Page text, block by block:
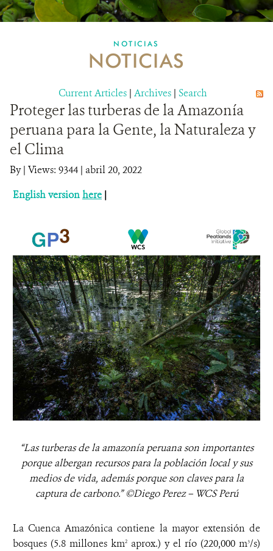
MECANISMO DE ATENCIÓN DE QUEJAS Y RECLAMOS
DONA
NOTICIAS
NOTICIAS
Current Articles | Archives | Search
Proteger las turberas de la Amazonía
peruana para la Gente, la Naturaleza y
el Clima
By| Views: 9344 | abril 20, 2022
English versionhere |
“Las turberas de la amazonía peruana son importantes
porque albergan recursos para la población local y sus
medios de vida, además porque son claves para la
captura de carbono.” ©Diego Perez – WCS Perú
La Cuenca Amazónica contiene la mayor extensión de
bosques (5.8 millones km2 aprox.) y el río (220,000 m3/s)